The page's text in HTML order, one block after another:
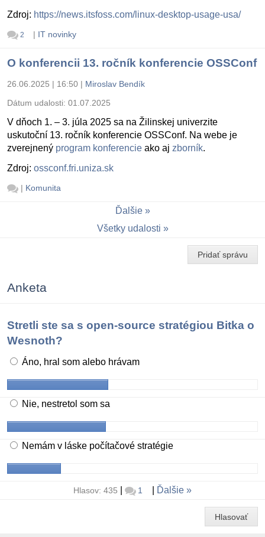
Zdroj: https://news.itsfoss.com/linux-desktop-usage-usa/
2 | IT novinky
O konferencii 13. ročník konferencie OSSConf
26.06.2025 | 16:50 | Miroslav Bendík
Dátum udalosti: 01.07.2025
V dňoch 1. – 3. júla 2025 sa na Žilinskej univerzite
uskutoční 13. ročník konferencie OSSConf. Na webe je
zverejnený program konferencie ako aj zborník.
Zdroj: ossconf.fri.uniza.sk
| Komunita
Ďalšie
Všetky udalosti
Pridať správu
Anketa
Stretli ste sa s open-source stratégiou Bitka o
Wesnoth?
Áno, hral som alebo hrávam
Nie, nestretol som sa
Nemám v láske počítačové stratégie
Hlasov: 435 1 Ďalšie
Hlasovať